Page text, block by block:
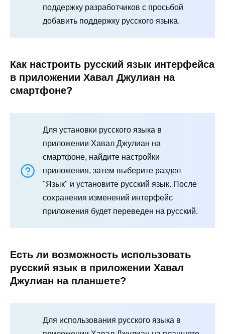
поддержку разработчиков с просьбой
добавить поддержку русского языка.
Как настроить русский язык интерфейса
в приложении Хавал Джулиан на
смартфоне?
Для установки русского языка в
приложении Хавал Джулиан на
смартфоне, найдите настройки
приложения, затем выберите раздел
"Язык" и установите русский язык. После
сохранения изменений интерфейс
приложения будет переведен на русский.
Есть ли возможность использовать
русский язык в приложении Хавал
Джулиан на планшете?
Для использования русского языка в